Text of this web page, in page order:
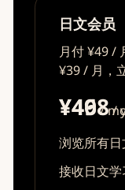
日文会员
月付 ¥49 /
¥39 / 月，
¥49/
¥468/
浏览所有
接收日文